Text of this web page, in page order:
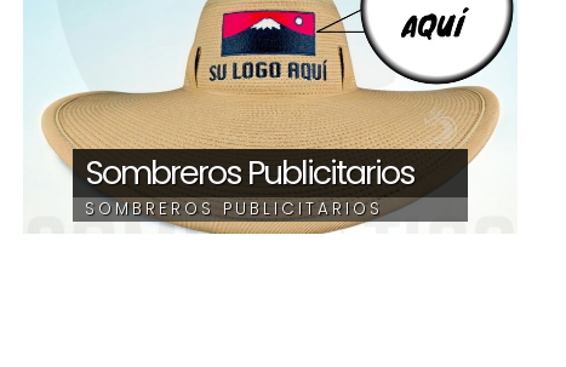
Sombreros Publicitarios
SOMBREROS PUBLICITARIOS